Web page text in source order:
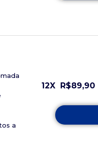
a
12X R$89,90